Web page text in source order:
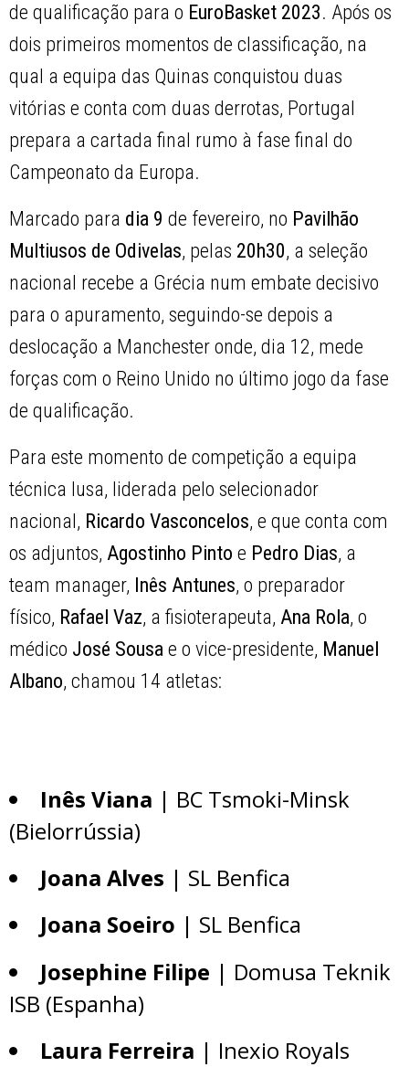
de qualificação para o EuroBasket 2023. Após os
dois primeiros momentos de classificação, na
qual a equipa das Quinas conquistou duas
vitórias e conta com duas derrotas, Portugal
prepara a cartada final rumo à fase final do
Campeonato da Europa.
Marcado para dia 9 de fevereiro, no Pavilhão
Multiusos de Odivelas, pelas 20h30, a seleção
nacional recebe a Grécia num embate decisivo
para o apuramento, seguindo-se depois a
deslocação a Manchester onde, dia 12, mede
forças com o Reino Unido no último jogo da fase
de qualificação.
Para este momento de competição a equipa
técnica lusa, liderada pelo selecionador
nacional, Ricardo Vasconcelos, e que conta com
os adjuntos, Agostinho Pinto e Pedro Dias, a
team manager, Inês Antunes, o preparador
físico, Rafael Vaz, a fisioterapeuta, Ana Rola, o
médico José Sousa e o vice-presidente, Manuel
Albano, chamou 14 atletas:
Inês Viana | BC Tsmoki-Minsk
(Bielorrússia)
Joana Alves | SL Benfica
Joana Soeiro | SL Benfica
Josephine Filipe | Domusa Teknik
ISB (Espanha)
Laura Ferreira | Inexio Royals